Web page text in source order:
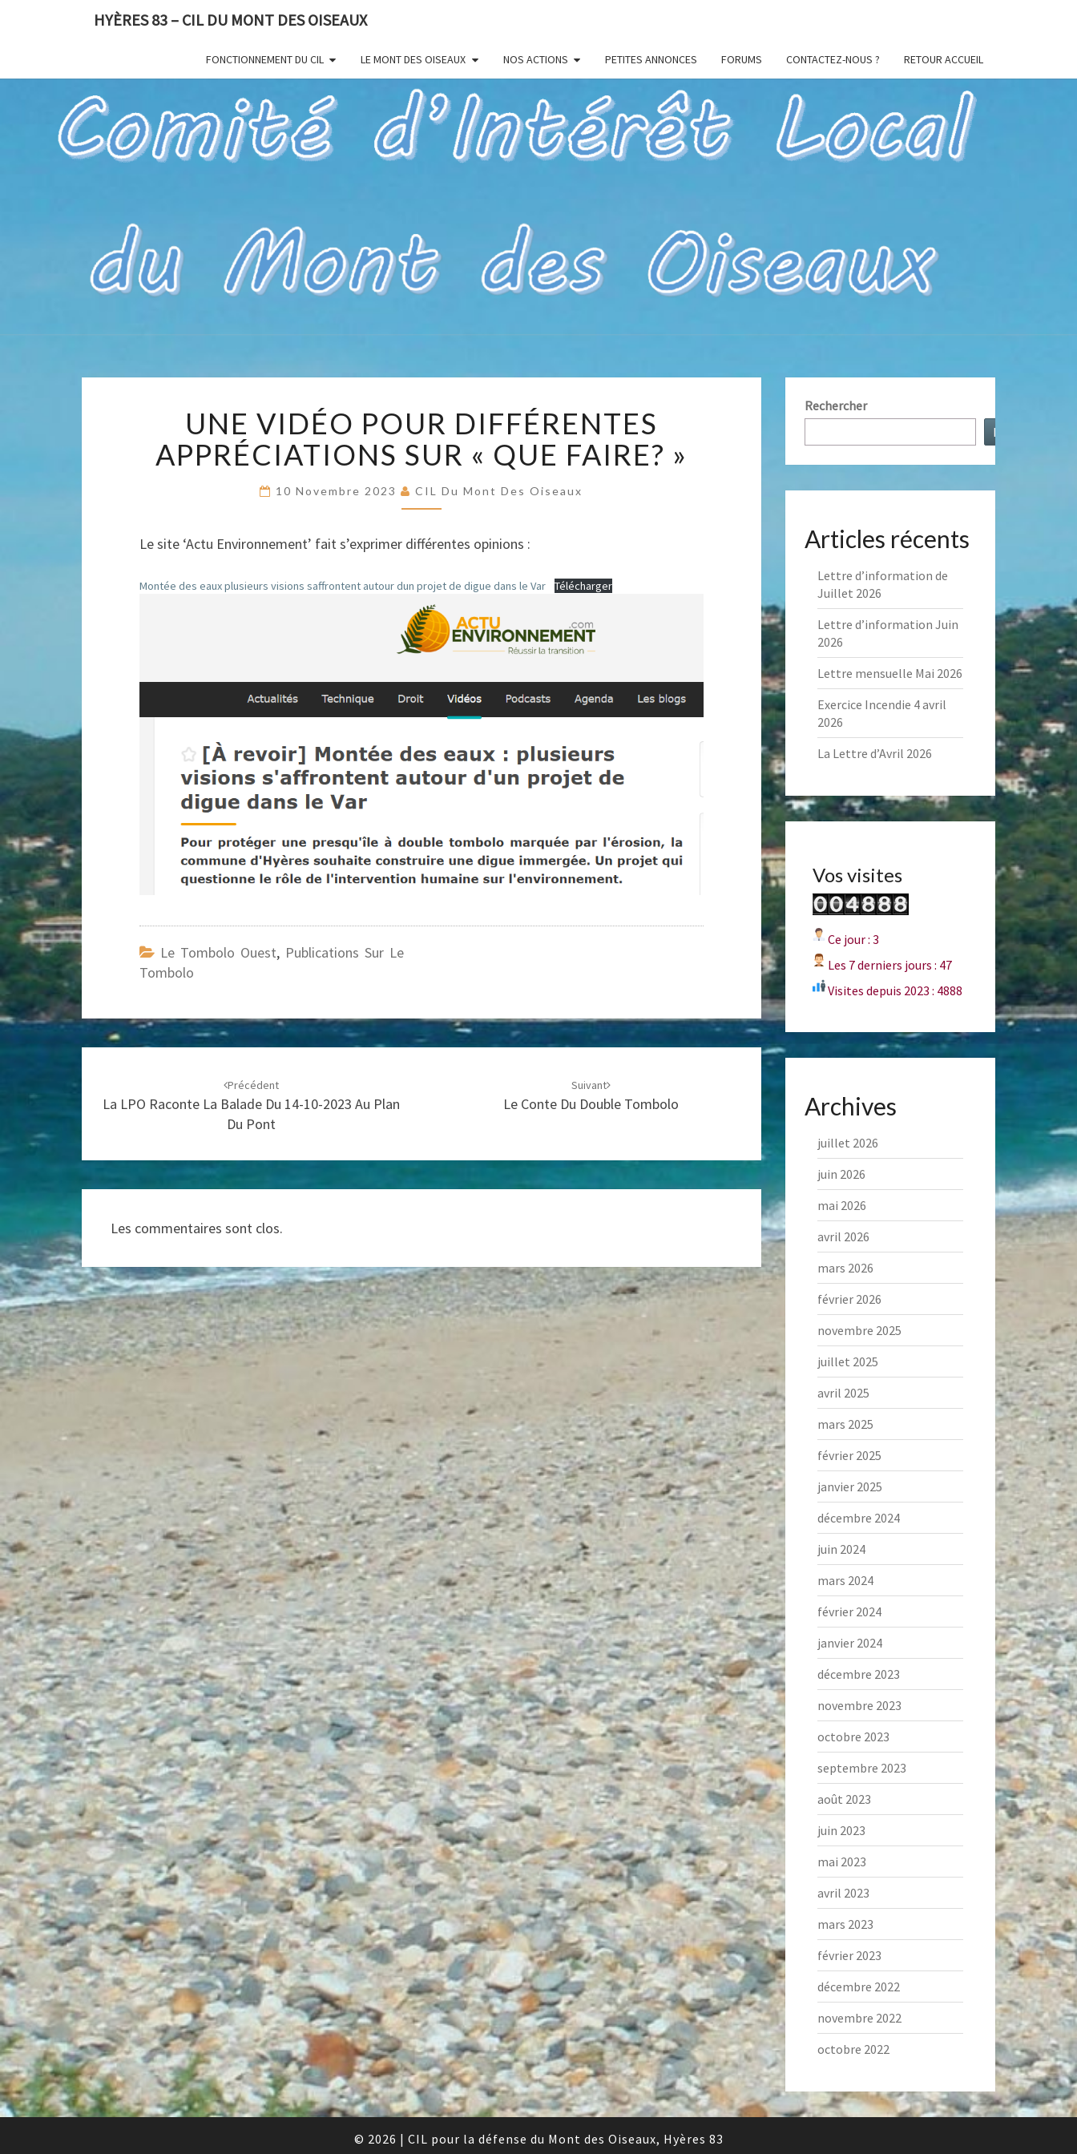
HYÈRES 83 – CIL DU MONT DES OISEAUX
FONCTIONNEMENT DU CIL LE MONT DES OISEAUX NOS ACTIONS PETITES ANNONCES FORUMS CONTACTEZ-NOUS ? RETOUR ACCUEIL
HYÈRES
83 – CIL
DU
MONT
DES
OISEAUX
Exceptionnel,
À Valoriser
Et Préserver
VIDÉO
POUR
DIFFÉRENTES
SUR
FAIRE? »
UNE VIDÉO POUR DIFFÉRENTES
APPRÉCIATIONS SUR « QUE FAIRE? »
10 Novembre 2023 CIL Du Mont Des Oiseaux
Le site ‘Actu Environnement’ fait s’exprimer différentes opinions :
Montée des eaux plusieurs visions saffrontent autour dun projet de digue dans le Var Télécharger
Le Tombolo Ouest, Publications Sur Le
Tombolo
Précédent
La LPO Raconte La Balade Du 14-10-2023 Au Plan
Du Pont
Suivant
Le Conte Du Double Tombolo
Les commentaires sont clos.
Rechercher
Rechercher
Articles récents
Lettre d’information de
Juillet 2026
Lettre d’information Juin
2026
Lettre mensuelle Mai 2026
Exercice Incendie 4 avril
2026
La Lettre d’Avril 2026
Vos visites
Ce jour : 3
Les 7 derniers jours : 47
Visites depuis 2023 : 4888
Archives
juillet 2026
juin 2026
mai 2026
avril 2026
mars 2026
février 2026
novembre 2025
juillet 2025
avril 2025
mars 2025
février 2025
janvier 2025
décembre 2024
juin 2024
mars 2024
février 2024
janvier 2024
décembre 2023
novembre 2023
octobre 2023
septembre 2023
août 2023
juin 2023
mai 2023
avril 2023
mars 2023
février 2023
décembre 2022
novembre 2022
octobre 2022
© 2026 | CIL pour la défense du Mont des Oiseaux, Hyères 83